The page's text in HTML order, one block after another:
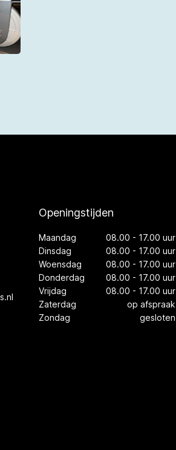
Openingstijden
Maandag
08.00 - 17.00 uur
Dinsdag
08.00 - 17.00 uur
Woensdag
08.00 - 17.00 uur
Donderdag
08.00 - 17.00 uur
Vrijdag
08.00 - 17.00 uur
Zaterdag
op afspraak
Zondag
gesloten